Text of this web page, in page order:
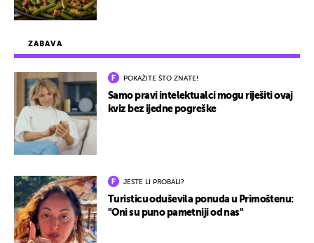
ZABAVA
POKAŽITE ŠTO ZNATE!
Samo pravi intelektualci mogu riješiti ovaj
kviz bez ijedne pogreške
JESTE LI PROBALI?
Turisticu oduševila ponuda u Primoštenu:
"Oni su puno pametniji od nas"